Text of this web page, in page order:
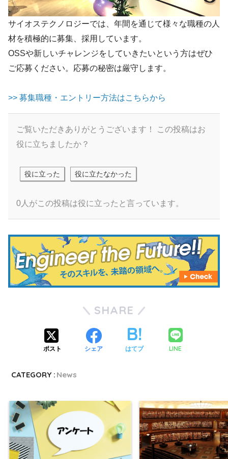
サイオステクノロジーでは、年間を通じて様々な職種の人
材を積極的に募集、採用してい ます。
OSSや新しいチャレンジをしていきたいという方はぜひ
ご応募ください。応募の秘密は厳守し ます。
>> 募集職種・エントリー方法はこちらから
ご覧いただきありがとうございます！
この投稿はお
役に立ちましたか？
役に立った 役に立たなかった
0人がこの投稿は役に立ったと言っています。
SHARE
ポスト シェア はてブ LINE
CATEGORY : News